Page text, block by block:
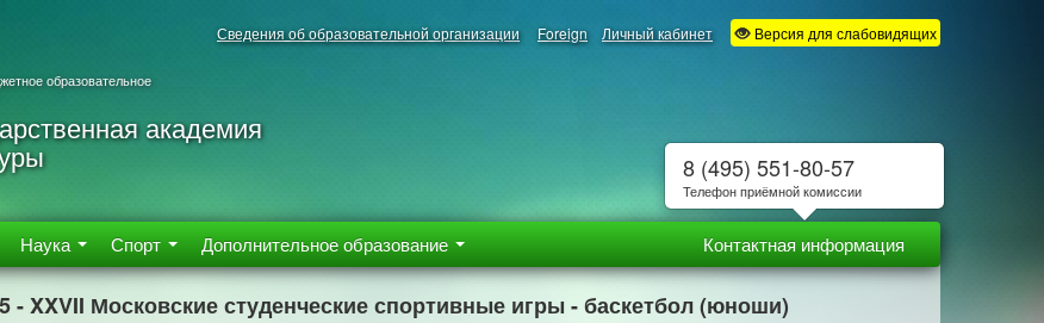
Сведения об образовательной организации Foreign Личный кабинет Версия для слабовидящих
образовательное
академия
Наука Спорт Дополнительное образование Контактная информация
- XXVII Московские студенческие спортивные игры - баскетбол (юноши)
8 (495) 551-80-57
Телефон приёмной комиссии